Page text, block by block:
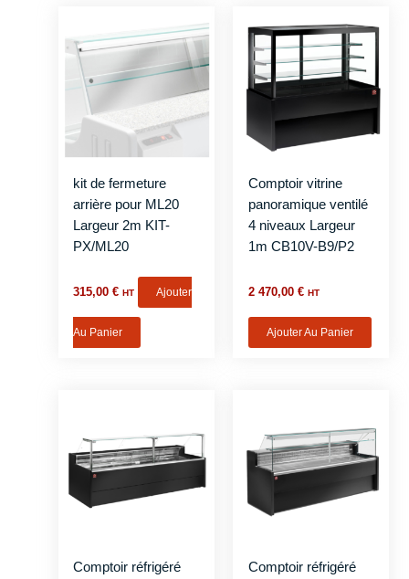
kit de fermeture
arrière pour ML20
Largeur 2m KIT-
PX/ML20
315,00€ HT Ajouter
Au Panier
Comptoir vitrine
panoramique ventilé
4 niveaux Largeur
1m CB10V-B9/P2
2 470,00 € HT
Ajouter Au Panier
Comptoir réfrigéré
Comptoir réfrigéré